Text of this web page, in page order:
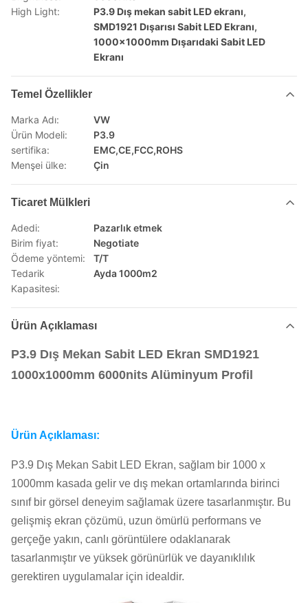
High Light:
P3.9 Dış mekan sabit LED ekranı,
SMD1921 Dışarısı Sabit LED Ekranı,
1000x1000mm Dışarıdaki Sabit LED
Ekranı
Temel Özellikler
Marka Adı:
VW
Ürün Modeli:
P3.9
sertifika:
EMC,CE,FCC,ROHS
Menşei ülke:
Çin
Ticaret Mülkleri
Adedi:
Pazarlık etmek
Birim fiyat:
Negotiate
Ödeme yöntemi:
T/T
Tedarik
Kapasitesi:
Ayda 1000m2
Ürün Açıklaması
P3.9 Dış Mekan Sabit LED Ekran SMD1921
1000x1000mm 6000nits Alüminyum Profil
Ürün Açıklaması:
P3.9 Dış Mekan Sabit LED Ekran, sağlam bir 1000 x
1000mm kasada gelir ve dış mekan ortamlarında birinci
sınıf bir görsel deneyim sağlamak üzere tasarlanmıştır. Bu
gelişmiş ekran çözümü, uzun ömürlü performans ve
gerçeğe yakın, canlı görüntülere odaklanarak
tasarlanmıştır ve yüksek görünürlük ve dayanıklılık
gerektiren uygulamalar için idealdir.